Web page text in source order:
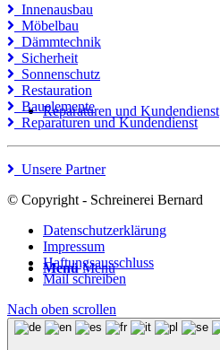
Reparaturen und Kundendienst
Menü Menü
Innenausbau
Möbelbau
Dämmtechnik
Sicherheit
Sonnenschutz
Restauration
Bauelemente
Reparaturen und Kundendienst
Unsere Partner
© Copyright - Schreinerei Bernard
Datenschutzerklärung
Impressum
Haftungsausschluss
Mail schreiben
Nach oben scrollen